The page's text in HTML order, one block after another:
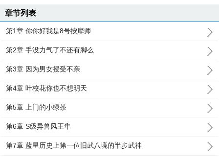
章节列表
第1章 你你好我是8号按摩师
第2章 手没力气了不还有脚么
第3章 因为男女授受不亲
第4章 叶校花你也不想明天
第5章 上门的小绿茶
第6章 S级异兽风王隼
第7章 蓝星历史上第一位旧武八境的半步武神